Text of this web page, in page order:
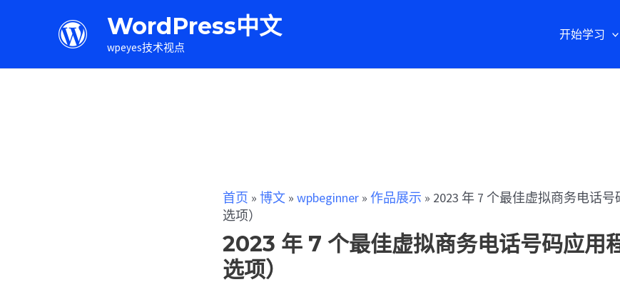
WordPress中文
wpeyes技术视点
开始学习
首页 »博文 »wpbeginner »作品展示 » 2023 年 7 个最佳虚拟商务电话
选项）
2023 年 7 个最佳虚拟商务电话号码应用
选项）